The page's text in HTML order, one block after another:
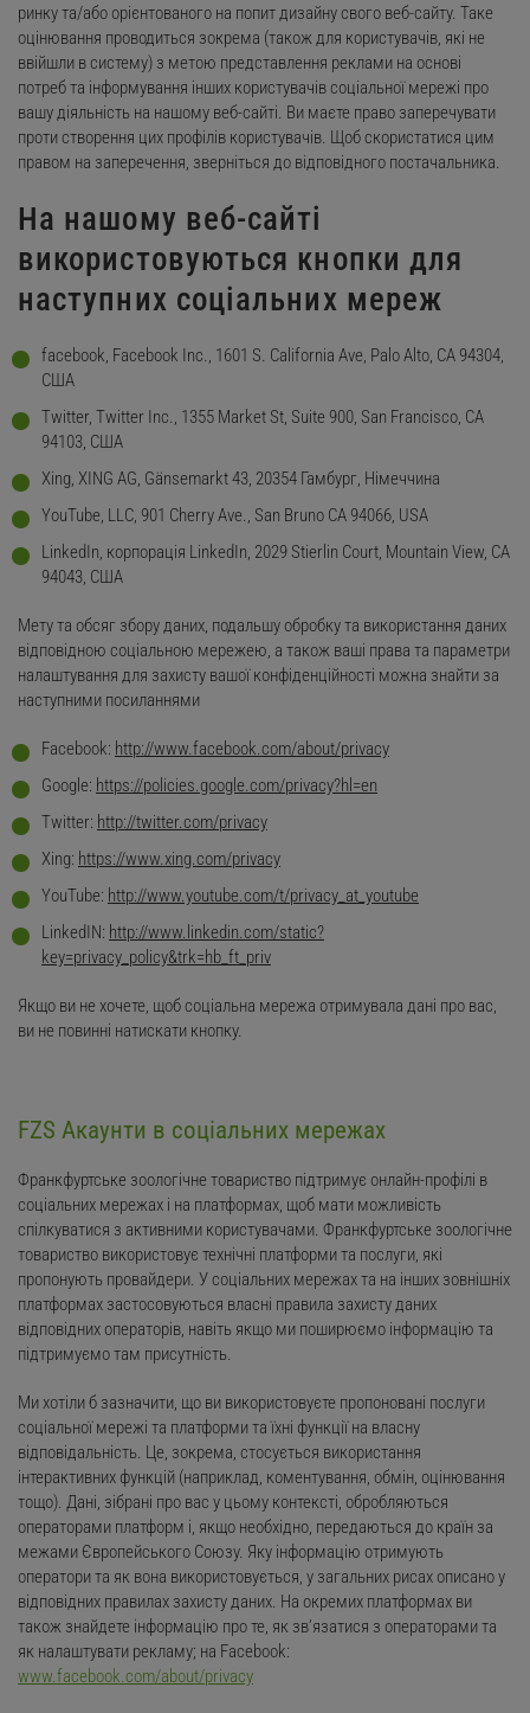
ринку та/або орієнтованого на попит дизайну свого веб-сайту. Таке
оцінювання проводиться зокрема (також для користувачів, які не
ввійшли в систему) з метою представлення реклами на основі
потреб та інформування інших користувачів соціальної мережі про
вашу діяльність на нашому веб-сайті. Ви маєте право заперечувати
проти створення цих профілів користувачів. Щоб скористатися цим
правом на заперечення, зверніться до відповідного постачальника.
На нашому веб-сайті
використовуються кнопки для
наступних соціальних мереж
facebook, Facebook Inc., 1601 S. California Ave, Palo Alto, CA 94304,
США
Twitter, Twitter Inc., 1355 Market St, Suite 900, San Francisco, CA
94103, США
Xing, XING AG, Gänsemarkt 43, 20354 Гамбург, Німеччина
YouTube, LLC, 901 Cherry Ave., San Bruno CA 94066, USA
LinkedIn, корпорація LinkedIn, 2029 Stierlin Court, Mountain View, CA
94043, США
Мету та обсяг збору даних, подальшу обробку та використання даних
відповідною соціальною мережею, а також ваші права та параметри
налаштування для захисту вашої конфіденційності можна знайти за
наступними посиланнями
Facebook: http://www.facebook.com/about/privacy
Google: https://policies.google.com/privacy?hl=en
Twitter: http://twitter.com/privacy
Xing: https://www.xing.com/privacy
YouTube: http://www.youtube.com/t/privacy_at_youtube
LinkedIN: http://www.linkedin.com/static?
key=privacy_policy&trk=hb_ft_priv
Якщо ви не хочете, щоб соціальна мережа отримувала дані про вас,
ви не повинні натискати кнопку.
FZS Акаунти в соціальних мережах
Франкфуртське зоологічне товариство підтримує онлайн-профілі в
соціальних мережах і на платформах, щоб мати можливість
спілкуватися з активними користувачами. Франкфуртське зоологічне
товариство використовує технічні платформи та послуги, які
пропонують провайдери. У соціальних мережах та на інших зовнішніх
платформах застосовуються власні правила захисту даних
відповідних операторів, навіть якщо ми поширюємо інформацію та
підтримуємо там присутність.
Ми хотіли б зазначити, що ви використовуєте пропоновані послуги
соціальної мережі та платформи та їхні функції на власну
відповідальність. Це, зокрема, стосується використання
інтерактивних функцій (наприклад, коментування, обмін, оцінювання
тощо). Дані, зібрані про вас у цьому контексті, обробляються
операторами платформ і, якщо необхідно, передаються до країн за
межами Європейського Союзу. Яку інформацію отримують
оператори та як вона використовується, у загальних рисах описано у
відповідних правилах захисту даних. На окремих платформах ви
також знайдете інформацію про те, як зв’язатися з операторами та
як налаштувати рекламу; на Facebook:
www.facebook.com/about/privacy